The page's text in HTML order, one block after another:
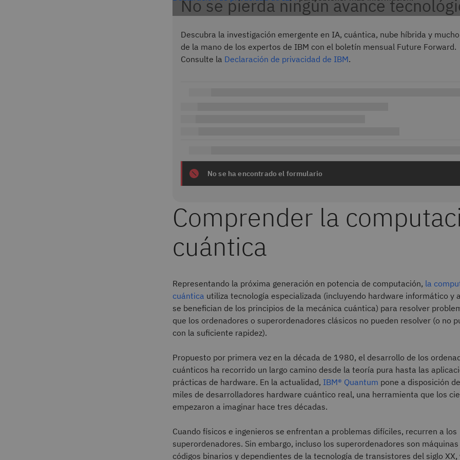
No se pierda ningún avance
Descubra la investigación emergente en IA, cuántica, nube híbrida y
de la mano de los expertos de IBM con el boletín mensual Future Forward.
Consulte la Declaración de privacidad de IBM.
No se ha encontrado el formulario
Comprender la
cuántica
Representando la próxima generación en potencia de computación, la
cuántica utiliza tecnología especializada (incluyendo hardware informático y
se benefician de los principios de la mecánica cuántica) para resolver
que los ordenadores o superordenadores clásicos no pueden resolver (o no
con la suficiente rapidez).
Propuesto por primera vez en la década de 1980, el desarrollo de los
cuánticos ha recorrido un largo camino desde la teoría pura hasta las
prácticas de hardware. En la actualidad, IBM® Quantum pone a disposición
miles de desarrolladores hardware cuántico real, una herramienta que los
empezaron a imaginar hace tres décadas.
Cuando físicos e ingenieros se enfrentan a problemas difíciles, recurren a los
superordenadores. Sin embargo, incluso los superordenadores son
códigos binarios y dependientes de la tecnología de transistores del siglo XX,